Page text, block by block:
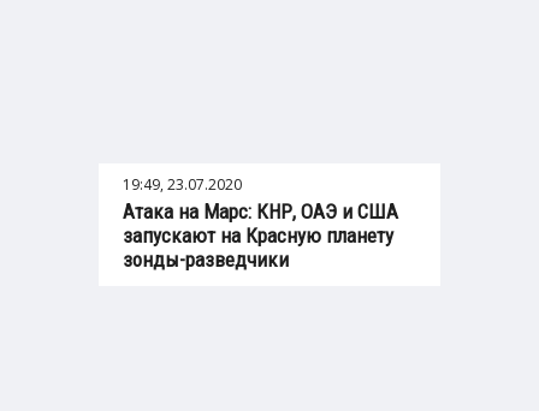
19:49, 23.07.2020
Атака на Марс: КНР, ОАЭ и США
запускают на Красную планету
зонды-разведчики